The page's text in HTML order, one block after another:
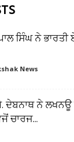
ਸਿੰਘ ਨੇ ਭਾਰਤੀ
News
ਦੇਬਨਾਥ ਨੇ
ਚਾਰਜ...